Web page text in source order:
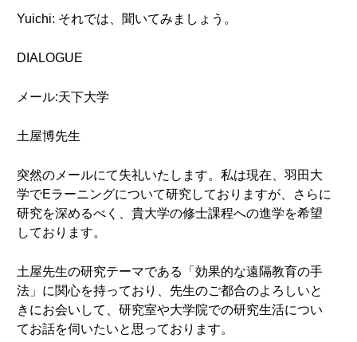
Yuichi: それでは、聞いてみましょう。
DIALOGUE
メール:天下大学
土屋博先生
突然のメールにて失礼いたします。私は現在、羽田大
学でEラーニングについて研究しておりますが、さらに
研究を深めるべく、貴大学の修士課程への進学を希望
しております。
土屋先生の研究テーマである「効果的な遠隔教育の手
法」に関心を持っており、先生のご都合のよろしいと
きにお会いして、研究室や大学院での研究生活につい
てお話を伺いたいと思っております。